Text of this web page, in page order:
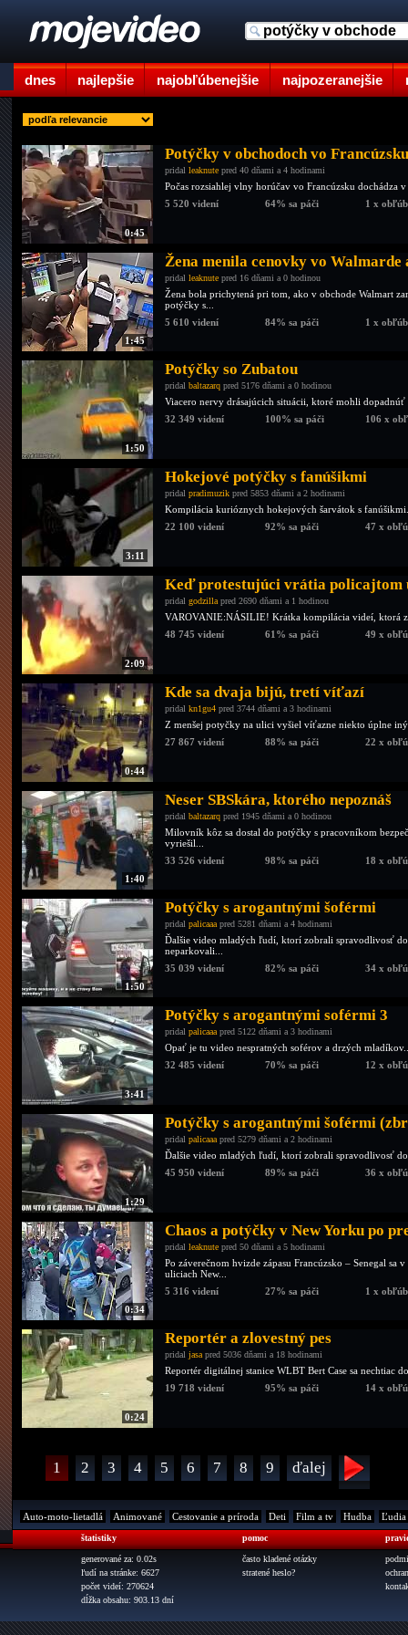
dnes najlepšie najobľúbenejšie najpozeranejšie
0:45
Potýčky v obchodoch vo
pridal leaknute pred 40 dňami a 4 hodinami
Počas rozsiahlej vlny horúčav vo Francúzsku dochádza
5 520 videní
64% sa páči 1 x
1:45
Žena menila cenovky vo
pridal leaknute pred 16 dňami a 0 hodinou
Žena bola prichytená pri tom, ako v obchode Walmart
potýčky s...
5 610 videní
84% sa páči 1 x
1:50
Potýčky so Zubatou
pridal baltazarq pred 5176 dňami a 0 hodinou
Viacero nervy drásajúcich situácii, ktoré mohli
32 349 videní
100% sa páči 106 x
3:11
Hokejové potýčky s fanúšikmi
pridal pradimuzik pred 5853 dňami a 2 hodinami
Kompilácia kurióznych hokejových šarvátok s fanúšikmi.
22 100 videní
92% sa páči 47 x
2:09
Keď protestujúci vrátia policajtom
pridal godzilla pred 2690 dňami a 1 hodinou
VAROVANIE:NÁSILIE! Krátka kompilácia videí, ktorá
48 745 videní
61% sa páči 49 x
0:44
Kde sa dvaja bijú, tretí víťazí
pridal kn1gu4 pred 3744 dňami a 3 hodinami
Z menšej potyčky na ulici vyšiel víťazne niekto úplne
27 867 videní
88% sa páči 22 x
1:40
Neser SBSkára, ktorého nepoznáš
pridal baltazarq pred 1945 dňami a 0 hodinou
Milovník kôz sa dostal do potýčky s pracovníkom
vyriešil...
33 526 videní
98% sa páči 18 x
1:50
Potýčky s arogantnými šoférmi
pridal palicaaa pred 5281 dňami a 4 hodinami
Ďalšie video mladých ľudí, ktorí zobrali spravodlivosť
neparkovali...
35 039 videní
82% sa páči 34 x
3:41
Potýčky s arogantnými soférmi 3
pridal palicaaa pred 5122 dňami a 3 hodinami
Opať je tu video nespratných soférov a drzých mladíkov..
32 485 videní
70% sa páči 12 x
1:29
Potýčky s arogantnými šoférmi
pridal palicaaa pred 5279 dňami a 2 hodinami
Ďalšie video mladých ľudí, ktorí zobrali spravodlivosť
45 950 videní
89% sa páči 36 x
0:34
Chaos a potýčky v New Yorku po
pridal leaknute pred 50 dňami a 5 hodinami
Po záverečnom hvizde zápasu Francúzsko – Senegal
uliciach New...
5 316 videní
27% sa páči 1 x
0:24
Reportér a zlovestný pes
pridal jasa pred 5036 dňami a 18 hodinami
Reportér digitálnej stanice WLBT Bert Case sa nechtiac
19 718 videní
95% sa páči 14 x
1 2 3 4 5 6 7 8 9 ďalej
Auto-moto-lietadlá Animované Cestovanie a príroda Deti Film a tv Hudba Ľudia
štatistiky
generované za: 0.02s
ľudí na stránke: 6627
počet videí: 270624
dĺžka obsahu: 903.13 dní
pomoc
často kladené otázky
stratené heslo?